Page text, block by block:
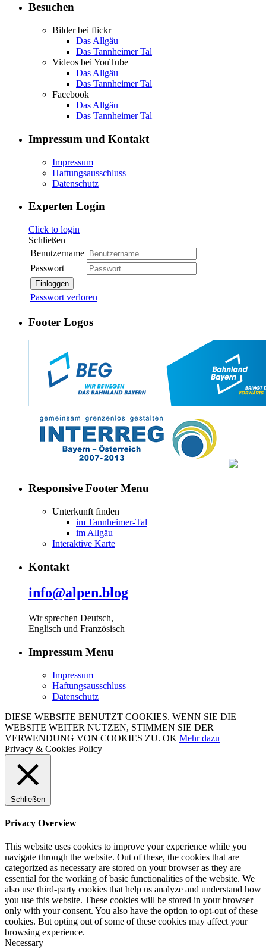
Besuchen
Bilder bei flickr
Das Allgäu
Das Tannheimer Tal
Videos bei YouTube
Das Allgäu
Das Tannheimer Tal
Facebook
Das Allgäu
Das Tannheimer Tal
Impressum und Kontakt
Impressum
Haftungsausschluss
Datenschutz
Experten Login
Click to login
Schließen
Benutzername
Passwort
Einloggen
Passwort verloren
Footer Logos
Responsive Footer Menu
Unterkunft finden
im Tannheimer-Tal
im Allgäu
Interaktive Karte
Kontakt
info@alpen.blog
Wir sprechen Deutsch,
Englisch und Französisch
Impressum Menu
Impressum
Haftungsausschluss
Datenschutz
DIESE WEBSITE BENUTZT COOKIES. WENN SIE DIE
WEBSITE WEITER NUTZEN, STIMMEN SIE DER
VERWENDUNG VON COOKIES ZU. OK Mehr dazu
Privacy & Cookies Policy
Schließen
Privacy Overview
This website uses cookies to improve your experience while you
navigate through the website. Out of these, the cookies that are
categorized as necessary are stored on your browser as they are
essential for the working of basic functionalities of the website. We
also use third-party cookies that help us analyze and understand how
you use this website. These cookies will be stored in your browser
only with your consent. You also have the option to opt-out of these
cookies. But opting out of some of these cookies may affect your
browsing experience.
Necessary